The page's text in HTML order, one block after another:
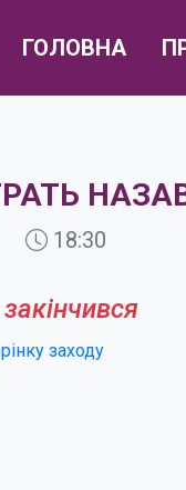
ГОЛОВНА
18:30
заходу